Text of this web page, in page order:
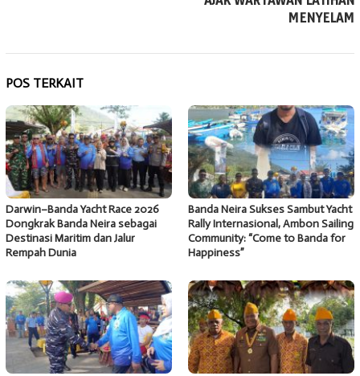
MENYELAM
POS TERKAIT
Darwin–Banda Yacht Race 2026
Dongkrak Banda Neira sebagai
Destinasi Maritim dan Jalur
Rempah Dunia
Banda Neira Sukses Sambut Yacht
Rally Internasional, Ambon Sailing
Community: “Come to Banda for
Happiness”